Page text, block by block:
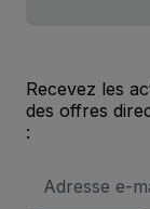
Recevez les
des offres
:
e-